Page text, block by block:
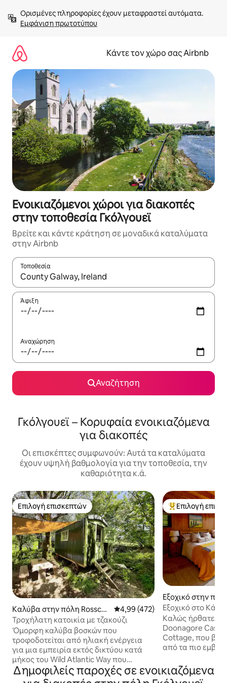
στο
περιεχόμενοΕμφάνιση πρωτοτύπου
Κάντε τον χώρο σας Airbnb
Ενοικιαζόμενοι χώροι για διακοπές
στην τοποθεσία Γκόλγουεϊ
Βρείτε και κάντε κράτηση σε μοναδικά καταλύματα
στην Airbnb
Τοποθεσία
Όταν τα αποτελέσματα είναι διαθέσιμα, μπορείτε να
Άφιξη
Αναχώρηση
Αναζήτηση
Γκόλγουεϊ – Κορυφαία ενοικιαζόμενα
για διακοπές
Οι επισκέπτες συμφωνούν: Αυτά τα καταλύματα
έχουν υψηλή βαθμολογία για την τοποθεσία, την
καθαριότητα κ.ά.
Επιλογή επισκεπτών
Επιλογή επισκεπτών
Καλύβα στην πόλη Rosscah
ill
Μέση βαθμολογία: 4,99 στα 5,
4,99 (472)
Τροχήλατη κατοικία με τζακούζι
Όμορφη καλύβα βοσκών που
τροφοδοτείται από ηλιακή ενέργεια
για μια εμπειρία εκτός δικτύου κατά
μήκος του Wild Atlantic Way που
βρίσκεται σε αγροτική γη της
Κονεμάρα που βρίσκεται 20 λεπτά από
Κορυφαία
Επιλογή
Εξοχικό στην
Clare
Εξοχικό στο
Καλώς ήρθατε
Doonagore
Cottage, που
από τα πιο
προσεκτικά από
κάστρου,
Δημοφιλείς παροχές σε ενοικιαζόμενα